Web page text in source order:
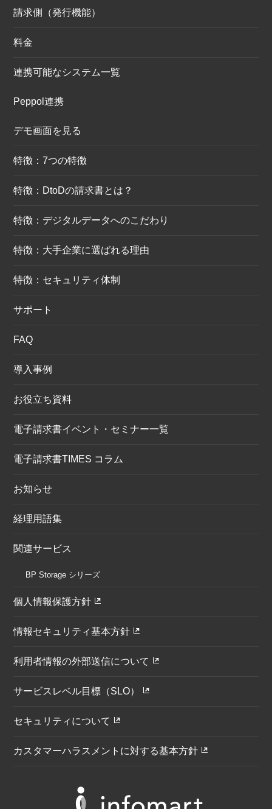
請求側（発行機能）
料金
連携可能なシステム一覧
Peppol連携
デモ画面を見る
特徴：7つの特徴
特徴：DtoDの請求書とは？
特徴：デジタルデータへのこだわり
特徴：大手企業に選ばれる理由
特徴：セキュリティ体制
サポート
FAQ
導入事例
お役立ち資料
電子請求書イベント・セミナー一覧
電子請求書TIMES コラム
お知らせ
経理用語集
関連サービス
BP Storage シリーズ
個人情報保護方針
情報セキュリティ基本方針
利用者情報の外部送信について
サービスレベル目標（SLO）
セキュリティについて
カスタマーハラスメントに対する基本方針